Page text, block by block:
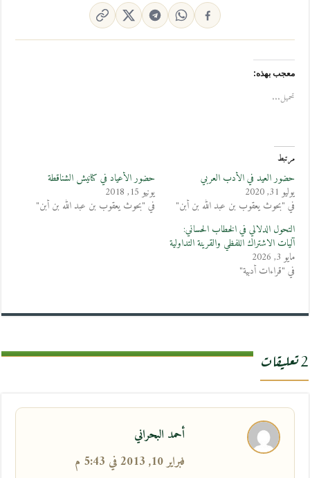
معجب بهذه:
تحميل...
مرتبط
حضور العيد في الأدب العربي
يوليو 31, 2020
في "بحوث يعقوب بن عبد الله بن أبن"
حضور الأعياد في كنانيش الشناقطة
يونيو 15, 2018
في "بحوث يعقوب بن عبد الله بن أبن"
التحول الدلالي في الخطاب الحساني:
آليات الاشتراك اللفظي والقرينة التداولية
مايو 3, 2026
في "قراءات أدبية"
2 تعليقات
أحمد البحراني
فبراير 10, 2013 في 5:43 م